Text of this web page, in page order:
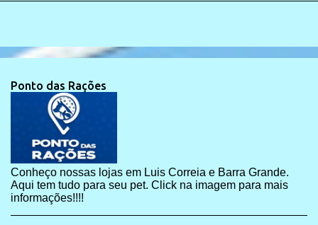
Ponto das Rações
Conheço nossas lojas em Luis Correia e Barra Grande.
Aqui tem tudo para seu pet. Click na imagem para mais
informações!!!!